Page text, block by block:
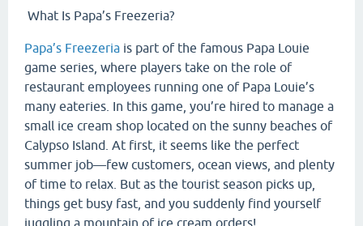
What Is Papa’s Freezeria?
Papa’s Freezeria is part of the famous Papa Louie
game series, where players take on the role of
restaurant employees running one of Papa Louie’s
many eateries. In this game, you’re hired to manage a
small ice cream shop located on the sunny beaches of
Calypso Island. At first, it seems like the perfect
summer job—few customers, ocean views, and plenty
of time to relax. But as the tourist season picks up,
things get busy fast, and you suddenly find yourself
juggling a mountain of ice cream orders!